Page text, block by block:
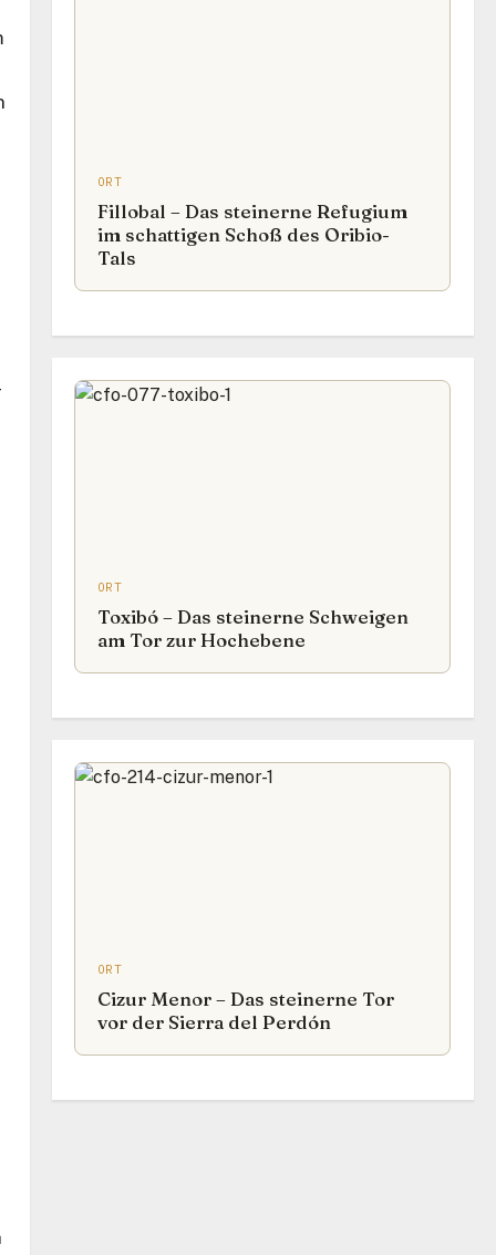
ORT
Fillobal – Das steinerne Refugium
im schattigen Schoß des Oribio-
Tals
ORT
Toxibó – Das steinerne Schweigen
am Tor zur Hochebene
ORT
Cizur Menor – Das steinerne Tor
vor der Sierra del Perdón